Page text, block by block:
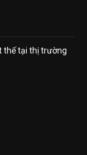
thế tại thị trường